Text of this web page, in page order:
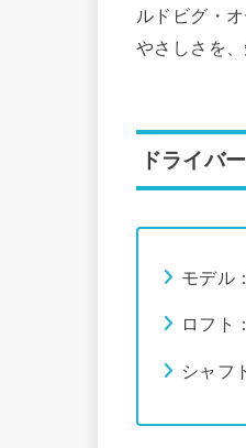
ルドビグ・
やさしさを
ドライバー
モデル
ロフト
シャフ